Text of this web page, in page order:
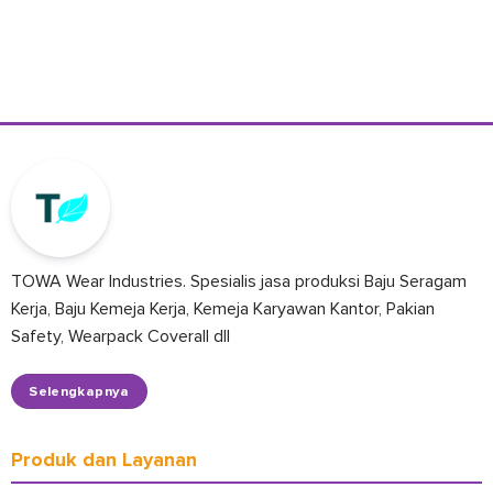
TOWA Wear Industries. Spesialis jasa produksi Baju Seragam
Kerja, Baju Kemeja Kerja, Kemeja Karyawan Kantor, Pakian
Safety, Wearpack Coverall dll
Selengkapnya
Produk dan Layanan